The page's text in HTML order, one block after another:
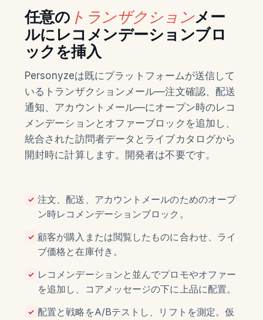
任意の トランザクションメー
ルにレコメンデーションブロ
ックを挿入
Personyzeは既にプラットフォームが送信して
いるトランザクションメール—注文確認、配送
通知、アカウントメール—にオープン時のレコ
メンデーションとオファーブロックを追加し、
統合された訪問者データとライブカタログから
開封時に計算します。開発者は不要です。
✓ 注文、配送、アカウントメールのためのオープ
ン時レコメンデーションブロック。
✓ 顧客が購入または閲覧したものに合わせ、ライ
ブ価格と在庫付き。
✓ レコメンデーションと並んでプロモやオファー
を追加し、コアメッセージの下に上品に配置。
✓ 配置と戦略をA/Bテストし、リフトを測定。仮